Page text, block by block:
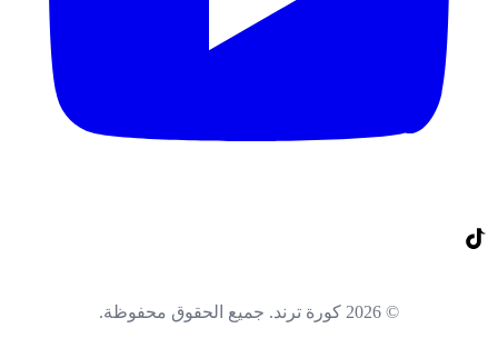
© 2026 كورة ترند. جميع الحقوق محفوظة.